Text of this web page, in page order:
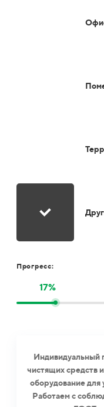
Прогресс:
17%
Индивидуальный
чистящих средств
оборудование для
Работаем с